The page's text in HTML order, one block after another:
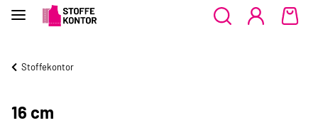
Stoffekontor
16 cm